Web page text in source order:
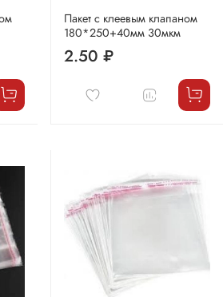
Пакет с клеевым клапаном
180*250+40мм 30мкм
2.50 ₽